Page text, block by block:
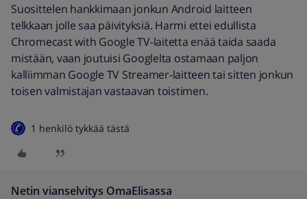
Suosittelen hankkimaan jonkun Android laitteen
telkkaan jolle saa päivityksiä. Harmi ettei edullista
Chromecast with Google TV-laitetta enää taida saada
mistään, vaan joutuisi Googlelta ostamaan paljon
kalliimman Google TV Streamer-laitteen tai sitten jonkun
toisen valmistajan vastaavan toistimen.
1 henkilö tykkää tästä
Netin vianselvitys OmaElisassa